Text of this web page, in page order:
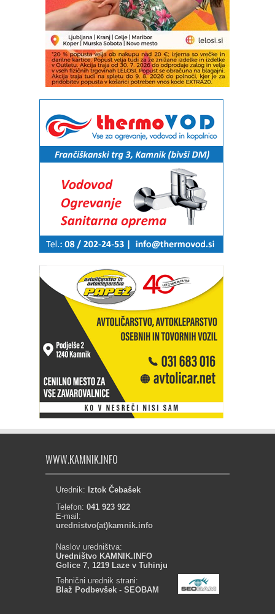
WWW.KAMNIK.INFO
Urednik: Iztok Čebašek
Telefon: 041 923 922
E-mail:
urednistvo(at)kamnik.info
Naslov uredništva:
Uredništvo KAMNIK.INFO
Golice 7, 1219 Laze v Tuhinju
Tehnični urednik strani:
Blaž Podbevšek - SEOBAM